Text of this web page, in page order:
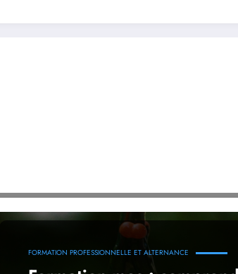
votre entreprise
FORMATION PROFESSIONNELLE ET ALTERNANCE